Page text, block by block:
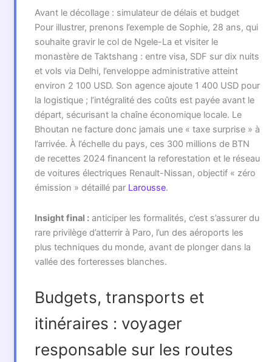
Avant le décollage : simulateur de délais et budget
Pour illustrer, prenons l’exemple de Sophie, 28 ans, qui
souhaite gravir le col de Ngele-La et visiter le
monastère de Taktshang : entre visa, SDF sur dix nuits
et vols via Delhi, l’enveloppe administrative atteint
environ 2 100 USD. Son agence ajoute 1 400 USD pour
la logistique ; l’intégralité des coûts est payée avant le
départ, sécurisant la chaîne économique locale. Le
Bhoutan ne facture donc jamais une « taxe surprise » à
l’arrivée. À l’échelle du pays, ces 300 millions de BTN
de recettes 2024 financent la reforestation et le réseau
de voitures électriques Renault-Nissan, objectif « zéro
émission » détaillé par Larousse.
Insight final :anticiper les formalités, c’est s’assurer du
rare privilège d’atterrir à Paro, l’un des aéroports les
plus techniques du monde, avant de plonger dans la
vallée des forteresses blanches.
Budgets, transports et
itinéraires : voyager
responsable sur les routes